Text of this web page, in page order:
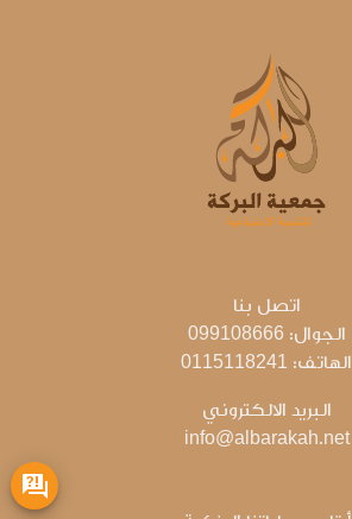
اتصل بنا
الجوال: 099108666
الهاتف: 0115118241
البريد الالكتروني
info@albarakah.net